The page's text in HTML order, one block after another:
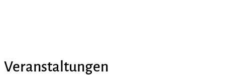
Veranstaltungen